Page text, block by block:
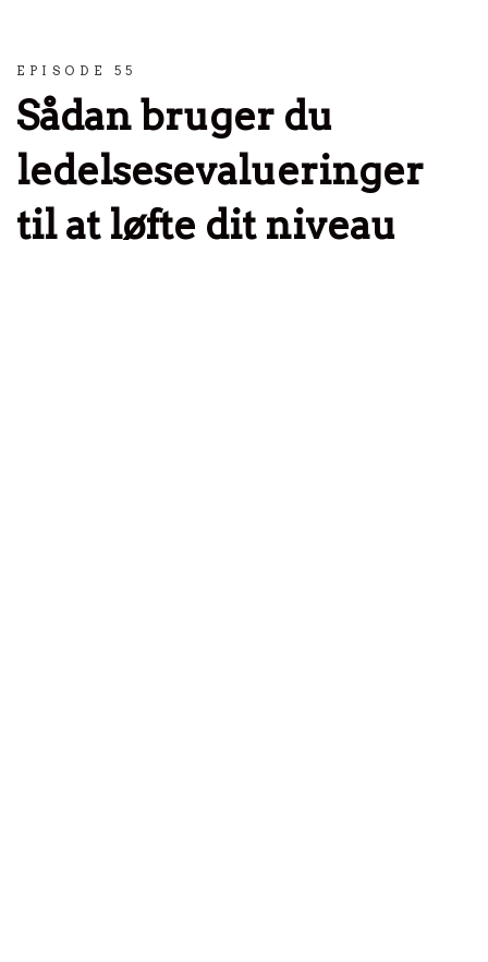
EPISODE 55
Sådan bruger du
ledelsesevalueringer
til at løfte dit niveau